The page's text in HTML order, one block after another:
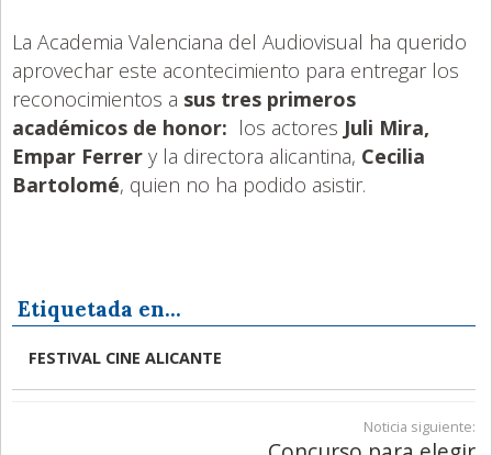
La Academia Valenciana del Audiovisual ha querido
aprovechar este acontecimiento para entregar los
reconocimientos a sus tres primeros
académicos de honor: los actores Juli Mira,
Empar Ferrer y la directora alicantina, Cecilia
Bartolomé, quien no ha podido asistir.
Etiquetada en...
FESTIVAL CINE ALICANTE
Noticia siguiente: